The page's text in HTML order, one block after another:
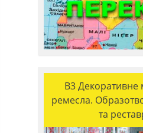
B3 Декоративне
ремесла.
та